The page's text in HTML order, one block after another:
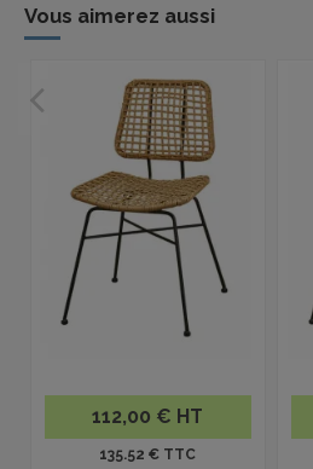
Vous aimerez aussi
112,00 € HT
135.52 € TTC